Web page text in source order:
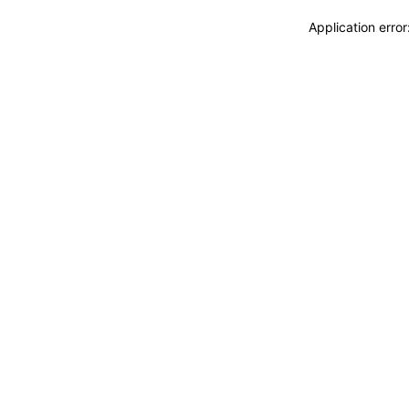
Application